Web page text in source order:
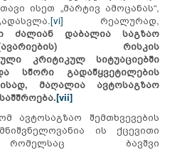
ისეთ „მარტივ ამოცანას“,
[vi] რეალურად,
ძალიან დაბალია საგზაო
რისკის
კრიტიკულ სიტუაციებში
სწორი გადაწყვეტილების
მაღალია ავტოსაგზაო
[vii]
ავტოსაგზაო შემთხვევების
ის ქცევითი
რომელსაც ბავშვი